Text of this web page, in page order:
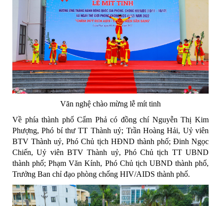
Văn nghệ chào mừng lễ mít tinh
Về phía thành phố Cẩm Phả có đồng chí Nguyễn Thị Kim
Phượng, Phó bí thư TT Thành uỷ; Trần Hoàng Hải, Uỷ viên
BTV Thành uỷ, Phó Chủ tịch HĐND thành phố; Đinh Ngọc
Chiến, Uỷ viên BTV Thành uỷ, Phó Chủ tịch TT UBND
thành phố; Phạm Văn Kính, Phó Chủ tịch UBND thành phố,
Trưởng Ban chỉ đạo phòng chống HIV/AIDS thành phố.